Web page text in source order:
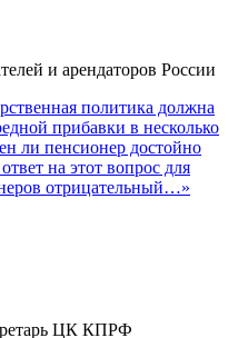
и арендаторов России
политика должна
прибавки в несколько
ли пенсионер достойно
на этот вопрос для
отрицательный…»
ЦК КПРФ